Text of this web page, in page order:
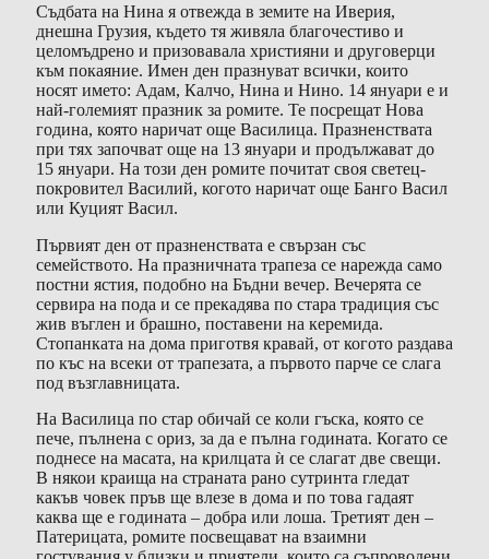
Съдбата на Нина я отвежда в земите на Иверия,
днешна Грузия, където тя живяла благочестиво и
целомъдрено и призовавала християни и друговерци
към покаяние. Имен ден празнуват всички, които
носят името: Адам, Калчо, Нина и Нино. 14 януари е и
най-големият празник за ромите. Те посрещат Нова
година, която наричат още Василица. Празненствата
при тях започват още на 13 януари и продължават до
15 януари. На този ден ромите почитат своя светец-
покровител Василий, когото наричат още Банго Васил
или Куцият Васил.
Първият ден от празненствата е свързан със
семейството. На празничната трапеза се нарежда само
постни ястия, подобно на Бъдни вечер. Вечерята се
сервира на пода и се прекадява по стара традиция със
жив въглен и брашно, поставени на керемида.
Стопанката на дома приготвя кравай, от когото раздава
по къс на всеки от трапезата, а първото парче се слага
под възглавницата.
На Василица по стар обичай се коли гъска, която се
пече, пълнена с ориз, за да е пълна годината. Когато се
поднесе на масата, на крилцата ѝ се слагат две свещи.
В някои краища на страната рано сутринта гледат
какъв човек пръв ще влезе в дома и по това гадаят
каква ще е годината – добра или лоша. Третият ден –
Патерицата, ромите посвещават на взаимни